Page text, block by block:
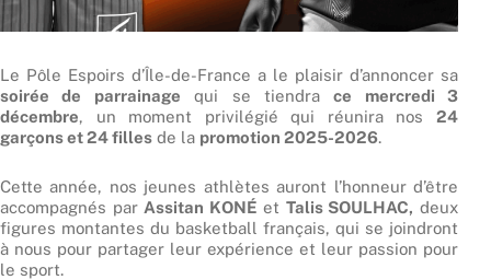
Le Pôle Espoirs d’Île-de-France a le plaisir d’annoncer sa
soirée de parrainage qui se tiendrace mercredi 3
décembre, un moment privilégié qui réunira nos 24
garçons et 24 filles de la promotion 2025-2026.
Cette année, nos jeunes athlètes auront l’honneur d’être
accompagnés par Assitan KONÉ et Talis SOULHAC, deux
figures montantes du basketball français, qui se joindront
à nous pour partager leur expérience et leur passion pour
le sport.